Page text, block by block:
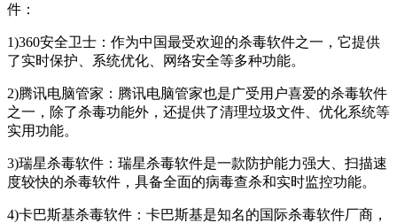
件：
1)360安全卫士：作为中国最受欢迎的杀毒软件之一，它提供
了实时保护、系统优化、网络安全等多种功能。
2)腾讯电脑管家：腾讯电脑管家也是广受用户喜爱的杀毒软件
之一，除了杀毒功能外，还提供了清理垃圾文件、优化系统等
实用功能。
3)瑞星杀毒软件：瑞星杀毒软件是一款防护能力强大、扫描速
度较快的杀毒软件，具备全面的病毒查杀和实时监控功能。
4)卡巴斯基杀毒软件：卡巴斯基是知名的国际杀毒软件厂商，